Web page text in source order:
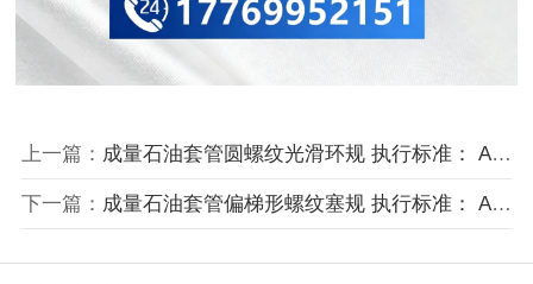
上一篇： 成量石油套管圆螺纹光滑环规 执行标准： API SPEC 5B；GB/T 9253.2
下一篇： 成量石油套管偏梯形螺纹塞规 执行标准： API SPEC5B;GB/T 9253.2